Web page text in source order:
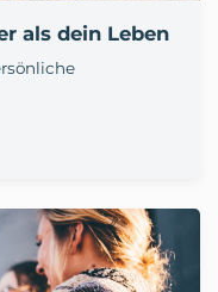
als dein Leben